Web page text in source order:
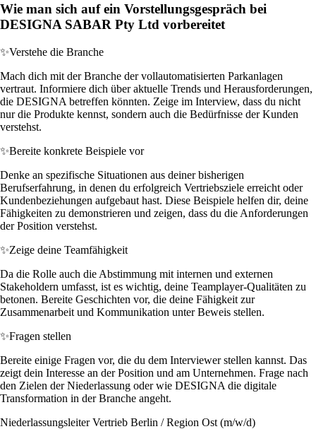
Wie man sich auf ein Vorstellungsgespräch bei
DESIGNA SABAR Pty Ltd vorbereitet
✨Verstehe die Branche
Mach dich mit der Branche der vollautomatisierten Parkanlagen
vertraut. Informiere dich über aktuelle Trends und Herausforderungen,
die DESIGNA betreffen könnten. Zeige im Interview, dass du nicht
nur die Produkte kennst, sondern auch die Bedürfnisse der Kunden
verstehst.
✨Bereite konkrete Beispiele vor
Denke an spezifische Situationen aus deiner bisherigen
Berufserfahrung, in denen du erfolgreich Vertriebsziele erreicht oder
Kundenbeziehungen aufgebaut hast. Diese Beispiele helfen dir, deine
Fähigkeiten zu demonstrieren und zeigen, dass du die Anforderungen
der Position verstehst.
✨Zeige deine Teamfähigkeit
Da die Rolle auch die Abstimmung mit internen und externen
Stakeholdern umfasst, ist es wichtig, deine Teamplayer-Qualitäten zu
betonen. Bereite Geschichten vor, die deine Fähigkeit zur
Zusammenarbeit und Kommunikation unter Beweis stellen.
✨Fragen stellen
Bereite einige Fragen vor, die du dem Interviewer stellen kannst. Das
zeigt dein Interesse an der Position und am Unternehmen. Frage nach
den Zielen der Niederlassung oder wie DESIGNA die digitale
Transformation in der Branche angeht.
Niederlassungsleiter Vertrieb Berlin / Region Ost (m/w/d)